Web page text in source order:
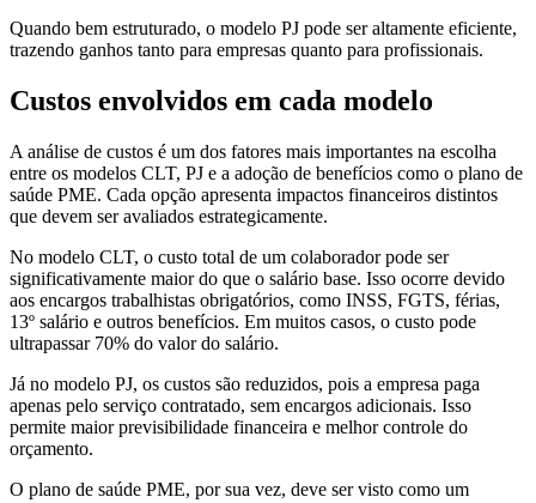
Quando bem estruturado, o modelo PJ pode ser altamente eficiente,
trazendo ganhos tanto para empresas quanto para profissionais.
Custos envolvidos em cada modelo
A análise de custos é um dos fatores mais importantes na escolha
entre os modelos CLT, PJ e a adoção de benefícios como o plano de
saúde PME. Cada opção apresenta impactos financeiros distintos
que devem ser avaliados estrategicamente.
No modelo CLT, o custo total de um colaborador pode ser
significativamente maior do que o salário base. Isso ocorre devido
aos encargos trabalhistas obrigatórios, como INSS, FGTS, férias,
13º salário e outros benefícios. Em muitos casos, o custo pode
ultrapassar 70% do valor do salário.
Já no modelo PJ, os custos são reduzidos, pois a empresa paga
apenas pelo serviço contratado, sem encargos adicionais. Isso
permite maior previsibilidade financeira e melhor controle do
orçamento.
O plano de saúde PME, por sua vez, deve ser visto como um